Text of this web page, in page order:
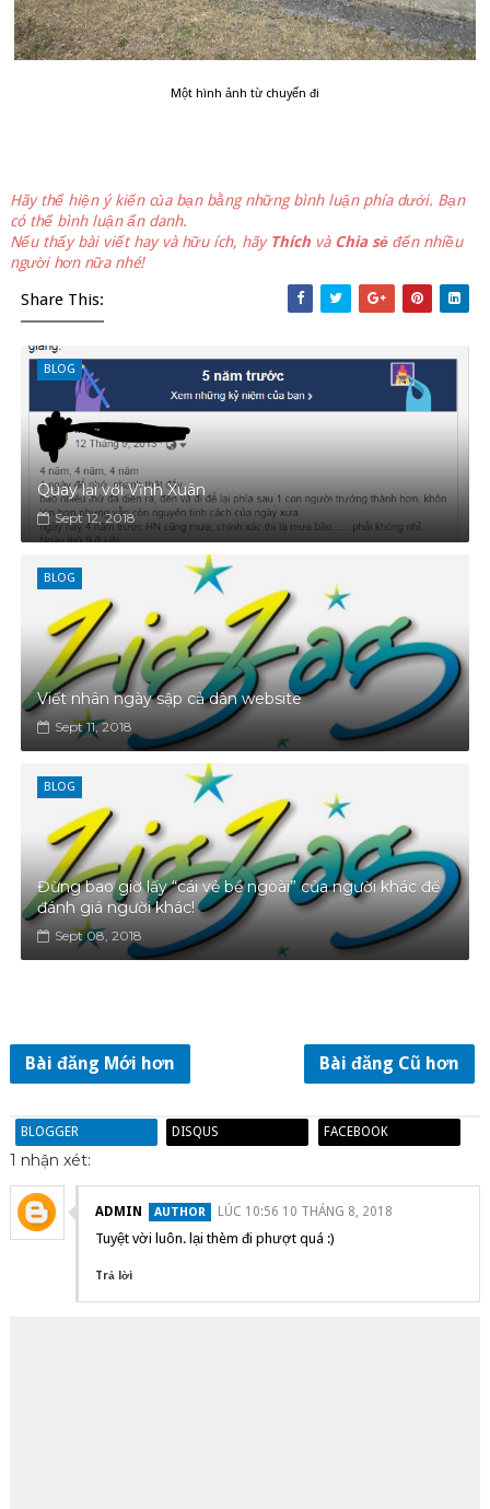
Một hình ảnh từ chuyến đi
Hãy thể hiện ý kiến của bạn bằng những bình luận phía dưới. Bạn
có thể bình luận ẩn danh.
Nếu thấy bài viết hay và hữu ích, hãy Thíchvà Chia sẻđến nhiều
người hơn nữa nhé!
Share This:
BLOG
Quay lại với Vĩnh Xuân
Sept 12, 2018
BLOG
Viết nhân ngày sập cả dàn website
Sept 11, 2018
BLOG
Đừng bao giờ lấy “cái vẻ bề ngoài” của người khác để
đánh giá người khác!
Sept 08, 2018
Bài đăng Mới hơn Bài đăng Cũ hơn
BLOGGER DISQUS FACEBOOK
1 nhận xét:
ADMIN LÚC 10:56 10 THÁNG 8, 2018
Tuyệt vời luôn. lại thèm đi phượt quá :)
Trả lời